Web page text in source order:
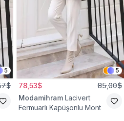
5 5
78,53$ 85,00$
Modamihram Lacivert
Fermuarlı Kapüşonlu Mont